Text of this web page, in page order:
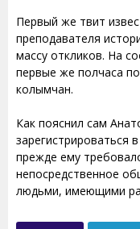
Первый же твит
преподавателя
массу откликов. На
первые же полчаса
колымчан.
Как пояснил сам
зарегистрироваться
прежде ему
непосредственное
людьми, имеющими